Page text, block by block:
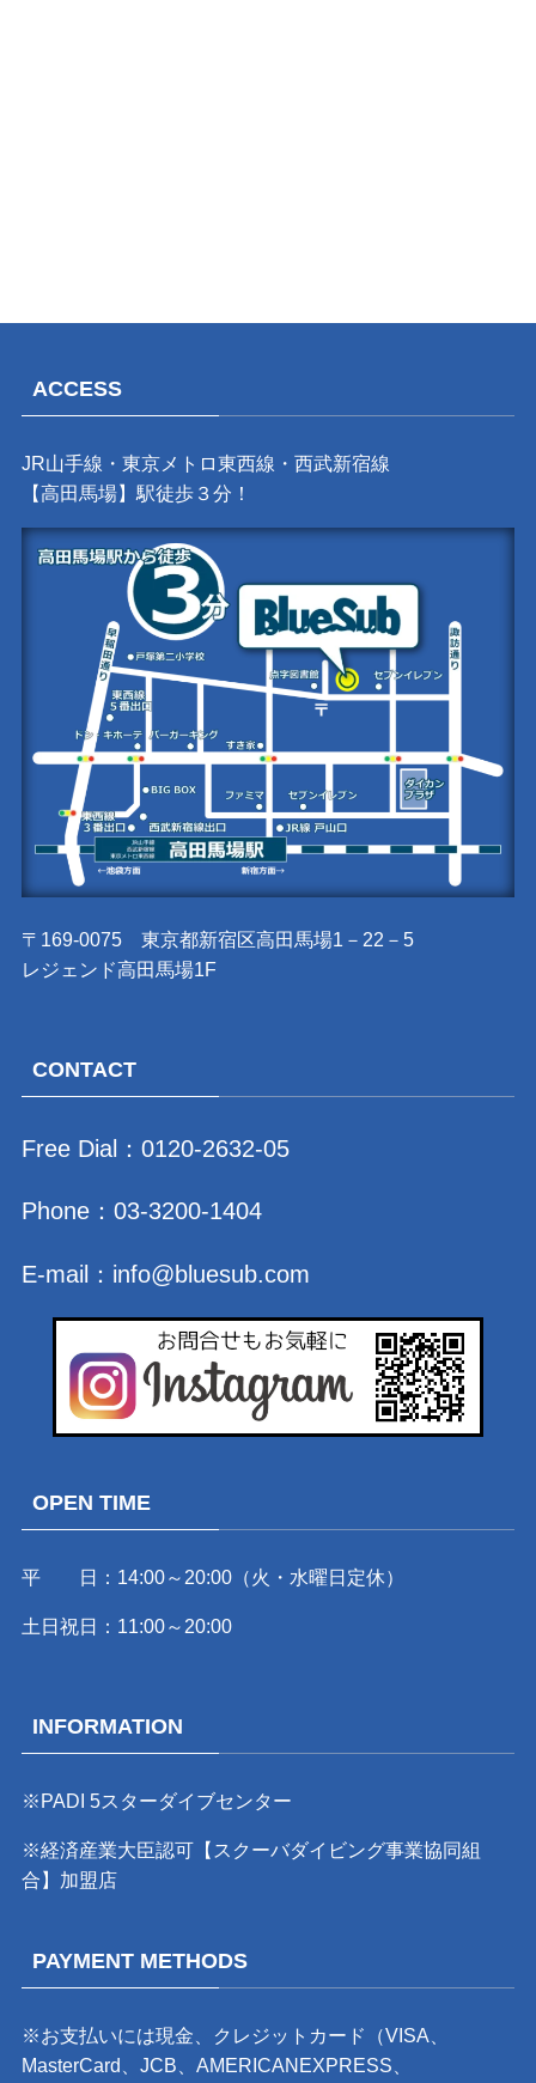
ACCESS
JR山手線・東京メトロ東西線・西武新宿線
【高田馬場】駅徒歩３分！
〒169-0075 東京都新宿区高田馬場1－22－5
レジェンド高田馬場1F
CONTACT
Free Dial： 0120-2632-05
Phone： 03-3200-1404
E-mail： info@bluesub.com
OPEN TIME
平 日：14:00～20:00（火・水曜日定休）
土日祝日：11:00～20:00
INFORMATION
※PADI 5スターダイブセンター
※経済産業大臣認可【スクーバダイビング事業協同組
合】加盟店
PAYMENT METHODS
※お支払いには現金、クレジットカード（VISA、
MasterCard、JCB、AMERICANEXPRESS、